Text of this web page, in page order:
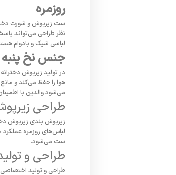
روزمره
ست زیرپوش و شورت
نظر طراحی می‌تواند
لباسی شیک و بادوام
جنس نخ پنبه
در تولید زیرپوش
هوا را حفظ می‌کند و
می‌شود والدین با
طراحی
زیرپوش بندی زیرپوش
لباس‌های روزمره
ست می‌شود.
طراحی و
طراحی و تولید